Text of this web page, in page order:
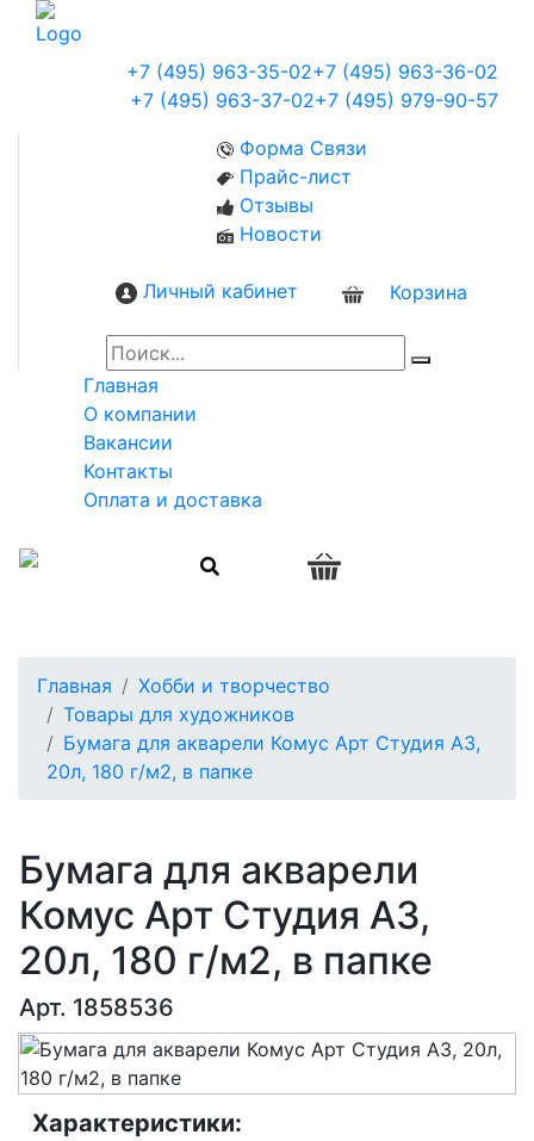
+7 (495) 963-35-02+7 (495) 963-36-02
+7 (495) 963-37-02+7 (495) 979-90-57
Форма Связи
Прайс-лист
Отзывы
Новости
Личный кабинет Корзина
Главная
О компании
Вакансии
Контакты
Оплата и доставка
Главная
Хобби и творчество
Товары для художников
Бумага для акварели Комус Арт Студия А3,
20л, 180 г/м2, в папке
Бумага для акварели
Комус Арт Студия А3,
20л, 180 г/м2, в папке
Арт. 1858536
Характеристики: